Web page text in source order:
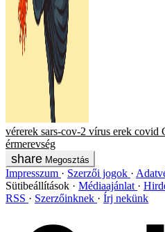
vérerek sars-cov-2 vírus erek covid
érmerevség
Megosztás
Impresszum Szerzői jogok
Sütibeállítások
Médiaajánlat
RSS
Szerzőinknek Írj nekünk